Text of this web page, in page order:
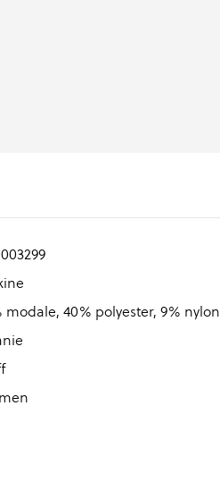
modale, 40% polyester, 9% nylon